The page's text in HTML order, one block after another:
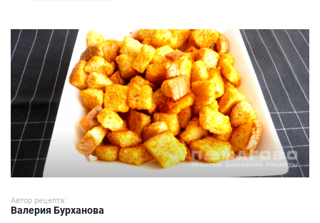
Гренки в микроволновке
Автор рецепта:
Валерия Бурханова